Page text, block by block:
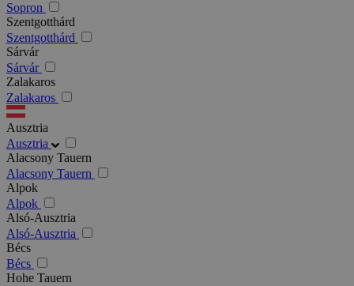
Sopron
Szentgotthárd
Szentgotthárd
Sárvár
Sárvár
Zalakaros
Zalakaros
Ausztria
Ausztria
Alacsony Tauern
Alacsony Tauern
Alpok
Alpok
Alsó-Ausztria
Alsó-Ausztria
Bécs
Bécs
Hohe Tauern